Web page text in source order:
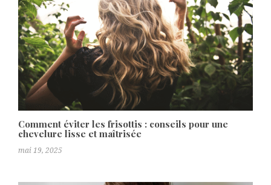
Comment éviter les frisottis : conseils pour une
chevelure lisse et maîtrisée
mai 19, 2025